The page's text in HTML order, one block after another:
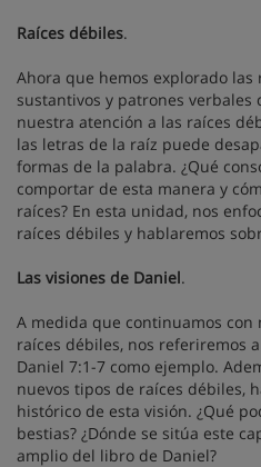
Raíces débiles.
Ahora que hemos explorado las
sustantivos y patrones verbales
nuestra atención a las raíces
las letras de la raíz puede
formas de la palabra. ¿Qué
comportar de esta manera y
raíces? En esta unidad, nos
raíces débiles y hablaremos
Las visiones de Daniel.
A medida que continuamos
raíces débiles, nos referiremos
Daniel 7:1-7 como ejemplo.
nuevos tipos de raíces débiles,
histórico de esta visión. ¿Qué
bestias? ¿Dónde se sitúa este
amplio del libro de Daniel?